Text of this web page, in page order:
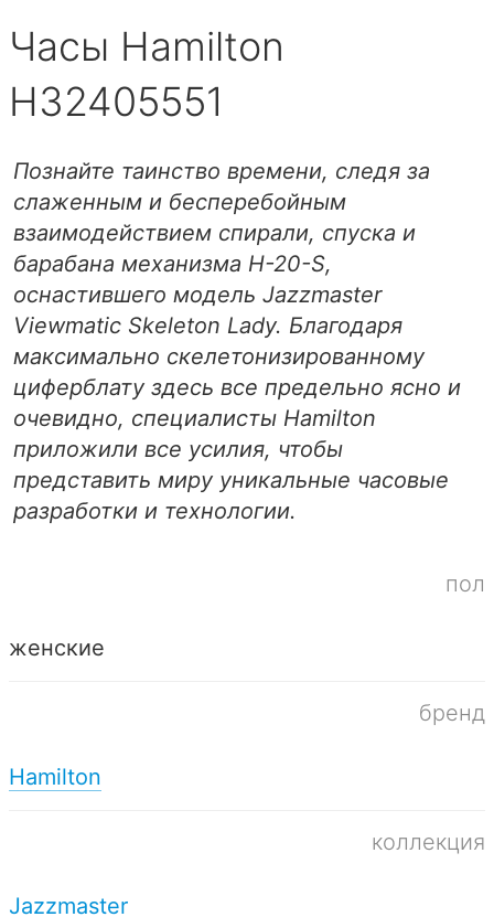
Часы Hamilton
H32405551
Познайте таинство времени, следя за
слаженным и бесперебойным
взаимодействием спирали, спуска и
барабана механизма H-20-S,
оснастившего модель Jazzmaster
Viewmatic Skeleton Lady. Благодаря
максимально скелетонизированному
циферблату здесь все предельно ясно и
очевидно, специалисты Hamilton
приложили все усилия, чтобы
представить миру уникальные часовые
разработки и технологии.
пол
женские
бренд
Hamilton
коллекция
Jazzmaster